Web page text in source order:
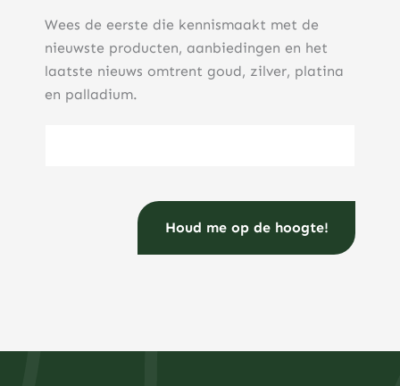
Wees de eerste die kennismaakt met de
nieuwste producten, aanbiedingen en het
laatste nieuws omtrent goud, zilver, platina
en palladium.